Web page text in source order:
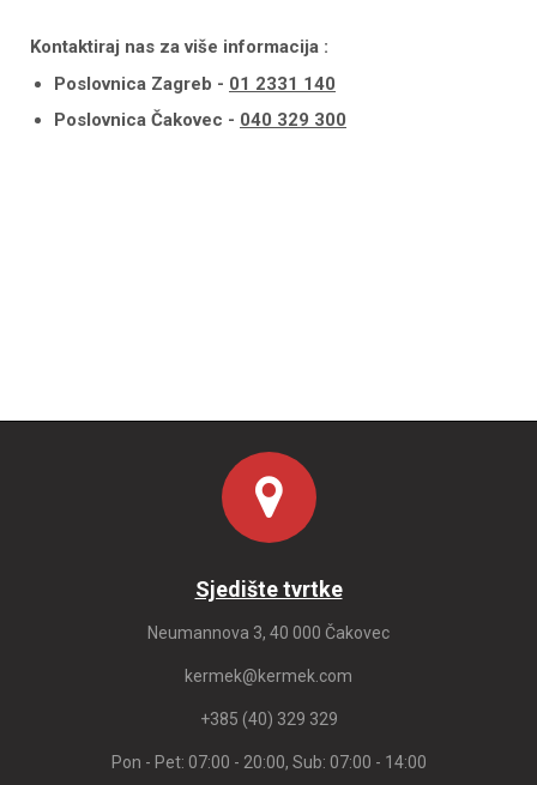
Kontaktiraj nas za više informacija :
Poslovnica Zagreb - 01 2331 140
Poslovnica Čakovec - 040 329 300
Sjedište tvrtke
Neumannova 3, 40 000 Čakovec
kermek@kermek.com
+385 (40) 329 329
Pon - Pet: 07:00 - 20:00, Sub: 07:00 - 14:00